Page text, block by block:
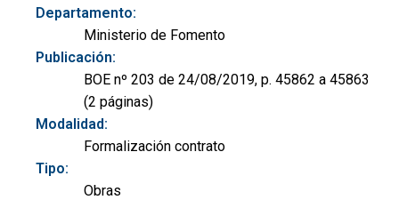
Departamento:
Ministerio de Fomento
Publicación:
BOE nº 203 de 24/08/2019, p. 45862 a 45863
(2 páginas)
Modalidad:
Formalización contrato
Tipo:
Obras